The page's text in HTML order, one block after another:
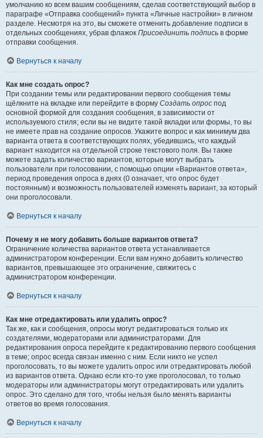
умолчанию ко всем вашим сообщениям, сделав соответствующий выбор в
параграфе «Отправка сообщений» пункта «Личные настройки» в личном
разделе. Несмотря на это, вы сможете отменить добавление подписи в
отдельных сообщениях, убрав флажок Присоединить подпись в форме
отправки сообщения.
Вернуться к началу
Как мне создать опрос?
При создании темы или редактировании первого сообщения темы
щёлкните на вкладке или перейдите в форму Создать опрос под
основной формой для создания сообщения, в зависимости от
используемого стиля; если вы не видите такой вкладки или формы, то вы
не имеете прав на создание опросов. Укажите вопрос и как минимум два
варианта ответа в соответствующих полях, убедившись, что каждый
вариант находится на отдельной строке текстового поля. Вы также
можете задать количество вариантов, которые могут выбрать
пользователи при голосовании, с помощью опции «Вариантов ответа»,
период проведения опроса в днях (0 означает, что опрос будет
постоянным) и возможность пользователей изменять вариант, за который
они проголосовали.
Вернуться к началу
Почему я не могу добавить больше вариантов ответа?
Ограничение количества вариантов ответа устанавливается
администратором конференции. Если вам нужно добавить количество
вариантов, превышающее это ограничение, свяжитесь с
администратором конференции.
Вернуться к началу
Как мне отредактировать или удалить опрос?
Так же, как и сообщения, опросы могут редактироваться только их
создателями, модераторами или администраторами. Для
редактирования опроса перейдите к редактированию первого сообщения
в теме; опрос всегда связан именно с ним. Если никто не успел
проголосовать, то вы можете удалить опрос или отредактировать любой
из вариантов ответа. Однако если кто-то уже проголосовал, то только
модераторы или администраторы могут отредактировать или удалить
опрос. Это сделано для того, чтобы нельзя было менять варианты
ответов во время голосования.
Вернуться к началу